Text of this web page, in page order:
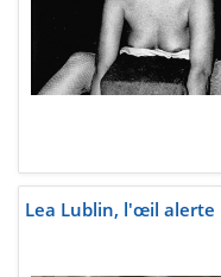
Lea Lublin, l'œil alerte